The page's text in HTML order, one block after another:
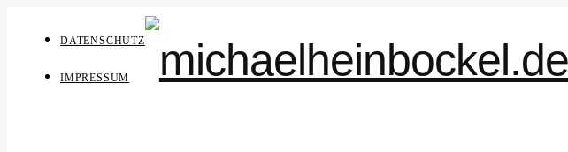
DATENSCHUTZ
IMPRESSUM